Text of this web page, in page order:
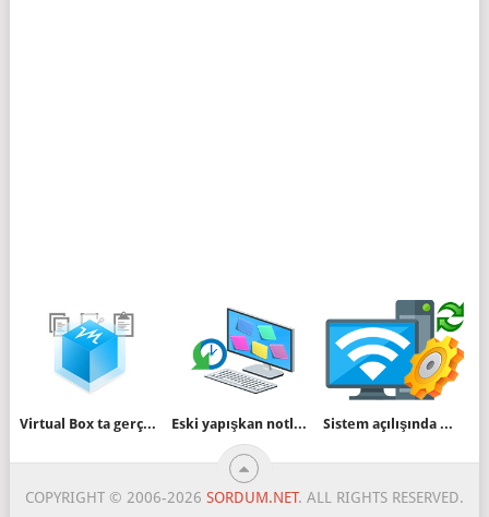
Virtual Box ta gerçek ve sanal makinalar arası kopyalama Eski yapışkan notlarımızı windows 10 a aktaralım Sistem açılışında Mobil Etkin nokta otomatik başlasın
COPYRIGHT © 2006-2026 SORDUM.NET. ALL RIGHTS RESERVED.